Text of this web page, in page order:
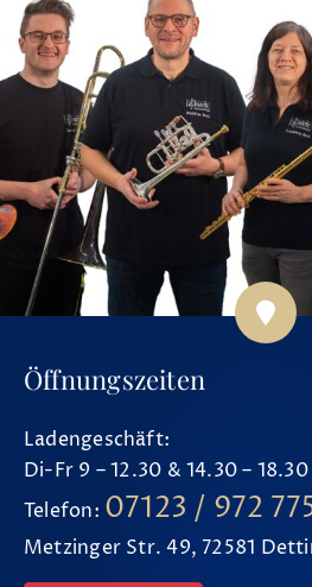
Öffnungszeiten
Ladengeschäft:
Di-Fr 9 – 12.30 & 14.30 –
Telefon: 07123 / 972
Metzinger Str. 49, 72581